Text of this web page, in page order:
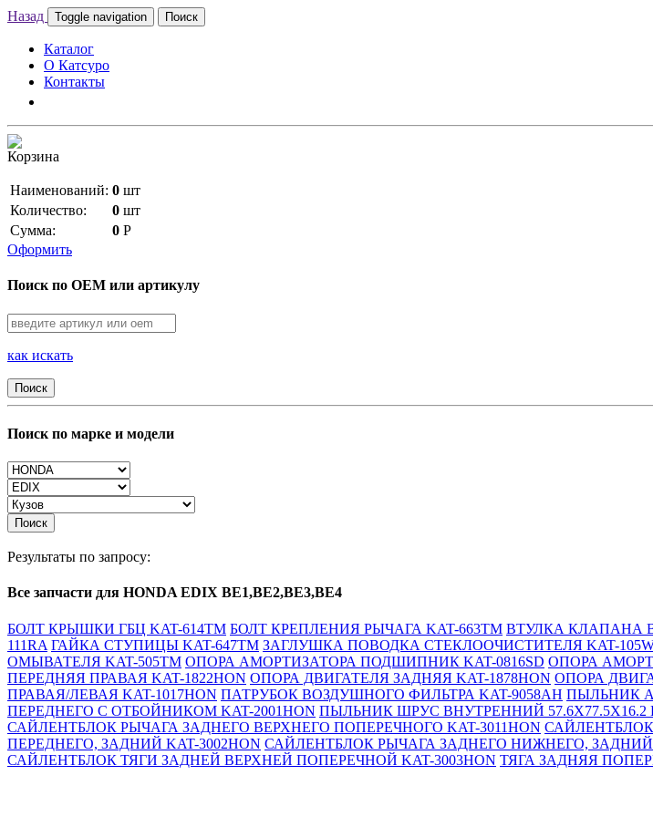
Назад Toggle navigation Поиск
Каталог
О Катсуро
Контакты
Корзина
Наименований: 0 шт
Количество:
0 шт
Сумма:
0 Р
Оформить
Поиск по OEM или артикулу
как искать
Поиск
Поиск по марке и модели
Поиск
Результаты по запросу:
Все запчасти для HONDA EDIX BE1,BE2,BE3,BE4
БОЛТ КРЫШКИ ГБЦ KAT-614TM БОЛТ КРЕПЛЕНИЯ РЫЧАГА KAT-663TM ВТУЛКА КЛАПАНА
111RA ГАЙКА СТУПИЦЫ KAT-647TM ЗАГЛУШКА ПОВОДКА СТЕКЛООЧИСТИТЕЛЯ KAT-
ОМЫВАТЕЛЯ KAT-505TM ОПОРА АМОРТИЗАТОРА ПОДШИПНИК KAT-0816SD ОПОРА
ПЕРЕДНЯЯ ПРАВАЯ KAT-1822HON ОПОРА ДВИГАТЕЛЯ ЗАДНЯЯ KAT-1878HON ОПОРА
ПРАВАЯ/ЛЕВАЯ KAT-1017HON ПАТРУБОК ВОЗДУШНОГО ФИЛЬТРА KAT-9058AH ПЫЛЬНИК
ПЕРЕДНЕГО С ОТБОЙНИКОМ KAT-2001HON ПЫЛЬНИК ШРУС ВНУТРЕННИЙ 57.6X77.5X16.2
САЙЛЕНТБЛОК РЫЧАГА ЗАДНЕГО ВЕРХНЕГО ПОПЕРЕЧНОГО KAT-3011HON САЙЛЕНТБЛОК
ПЕРЕДНЕГО, ЗАДНИЙ KAT-3002HON САЙЛЕНТБЛОК РЫЧАГА ЗАДНЕГО НИЖНЕГО, ЗАДНИЙ
САЙЛЕНТБЛОК ТЯГИ ЗАДНЕЙ ВЕРХНЕЙ ПОПЕРЕЧНОЙ KAT-3003HON ТЯГА ЗАДНЯЯ